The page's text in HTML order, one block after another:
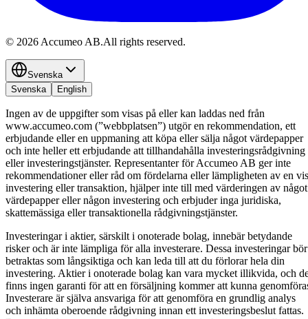
© 2026 Accumeo AB.All rights reserved.
Svenska
Svenska
English
Ingen av de uppgifter som visas på eller kan laddas ned från
www.accumeo.com (”webbplatsen”) utgör en rekommendation, ett
erbjudande eller en uppmaning att köpa eller sälja något värdepapper
och inte heller ett erbjudande att tillhandahålla investeringsrådgivning
eller investeringstjänster. Representanter för Accumeo AB ger inte
rekommendationer eller råd om fördelarna eller lämpligheten av en
investering eller transaktion, hjälper inte till med värderingen av något
värdepapper eller någon investering och erbjuder inga juridiska,
skattemässiga eller transaktionella rådgivningstjänster.
Investeringar i aktier, särskilt i onoterade bolag, innebär betydande
risker och är inte lämpliga för alla investerare. Dessa investeringar bör
betraktas som långsiktiga och kan leda till att du förlorar hela din
investering. Aktier i onoterade bolag kan vara mycket illikvida, och
finns ingen garanti för att en försäljning kommer att kunna
Investerare är själva ansvariga för att genomföra en grundlig analys
och inhämta oberoende rådgivning innan ett investeringsbeslut fattas.